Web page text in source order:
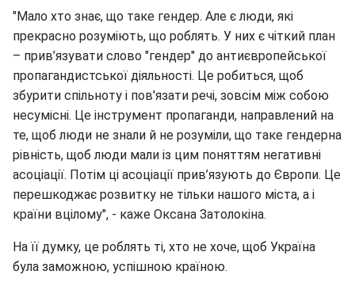
"Мало хто знає, що таке гендер. Але є люди, які
прекрасно розуміють, що роблять. У них є чіткий план
– прив’язувати слово "гендер" до антиєвропейської
пропагандистської діяльності. Це робиться, щоб
збурити спільноту і пов'язати речі, зовсім між собою
несумісні. Це інструмент пропаганди, направлений на
те, щоб люди не знали й не розуміли, що таке гендерна
рівність, щоб люди мали із цим поняттям негативні
асоціації. Потім ці асоціації прив’язують до Європи. Це
перешкоджає розвитку не тільки нашого міста, а і
країни вцілому", - каже Оксана Затолокіна.
На її думку, це роблять ті, хто не хоче, щоб Україна
була заможною, успішною країною.